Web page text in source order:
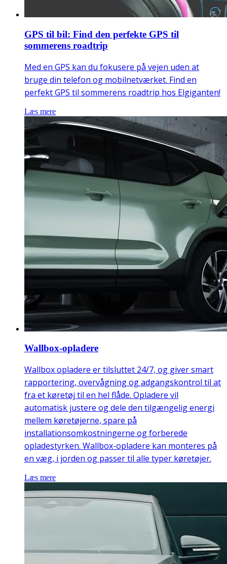
GPS til bil​: Find den perfekte GPS til
sommerens roadtrip
Med en GPS kan du fokusere på vejen uden at
bruge din telefon og mobilnetværket. Find en
perfekt GPS til sommerens roadtrip hos Elgiganten!
Læs mere
Wallbox-opladere
Wallbox opladere er tilsluttet 24/7, og giver smart
rapportering, overvågning og adgangskontrol til at
fra et køretøj til en hel flåde. Opladere vil
automatisk justere og dele den tilgængelig energi
mellem køretøjerne, spare på
installationsomkostningerne og forberede
opladestyrken. Wallbox-opladere kan monteres på
en væg, i jorden og passer til alle typer køretøjer.
Læs mere